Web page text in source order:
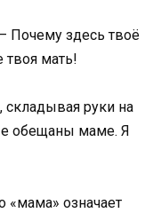
Почему здесь твоё
твоя мать!
руки на
обещаны маме. Я
означает